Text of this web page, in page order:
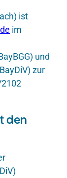
ist
im
und
zur
den